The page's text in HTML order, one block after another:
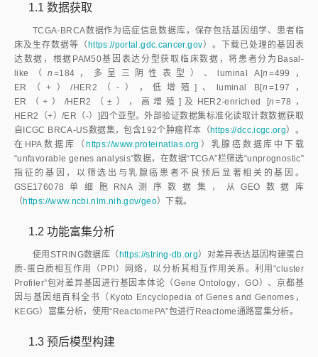
1.1 数据获取
TCGA-BRCA数据作为癌症信息数据库，保存包括基因组学、患者临
床及生存数据等（ https://portal.gdc.cancer.gov）。下载已处理的基因表
达数据，根据PAM50基因表达分型获取临床数据，将患者分为Basal-
like（ n =184，多呈三阴性表型）、luminal A[n =499，
ER（+）/HER2（-），低增殖]、luminal B[n =197，
ER（+）/HER2（±），高增殖]及HER2-enriched [n =78，
HER2（+）/ER（-）]四个亚型。外部验证数据集标准化读取计数数据获取
自ICGC BRCA-US数据集，包含192个肿瘤样本（https://dcc.icgc.org）。
在HPA数据库（ https://www.proteinatlas.org ）乳腺癌数据库中下载
“unfavorable genes analysis”数据，在数据“TCGA”栏筛选“unprognostic”
指征的基因，以筛选出与乳腺癌患者不良预后显著相关的基因。
GSE176078单细胞RNA测序数据集，从GEO数据库
（https://www.ncbi.nlm.nih.gov/geo）下载。
1.2 功能富集分析
使用STRING数据库（ https://string-db.org）对差异表达基因构建蛋白
质-蛋白质相互作用（PPI）网络，以分析其相互作用关系。利用“cluster
Profiler”包对差异基因进行基因本体论（Gene Ontology，GO）、京都基
因与基因组百科全书（Kyoto Encyclopedia of Genes and Genomes，
KEGG）富集分析，使用“ReactomePA”包进行Reactome通路富集分析。
1.3 预后模型构建